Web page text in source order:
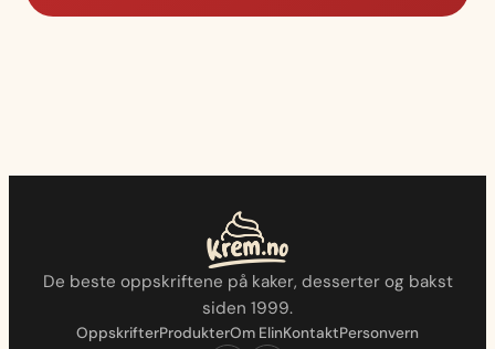
De beste oppskriftene på kaker, desserter og bakst
siden 1999.
OppskrifterProdukterOm ElinKontaktPersonvern